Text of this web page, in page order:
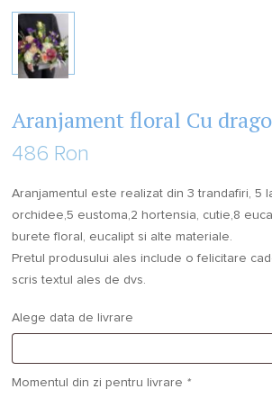
Aranjament floral Cu
486 Ron
Aranjamentul este realizat din 3 trandafiri, 5
orchidee,5 eustoma,2 hortensia, cutie,8
burete floral, eucalipt si alte materiale.
Pretul produsului ales include o felicitare
scris textul ales de dvs.
Alege data de livrare
Momentul din zi pentru livrare *